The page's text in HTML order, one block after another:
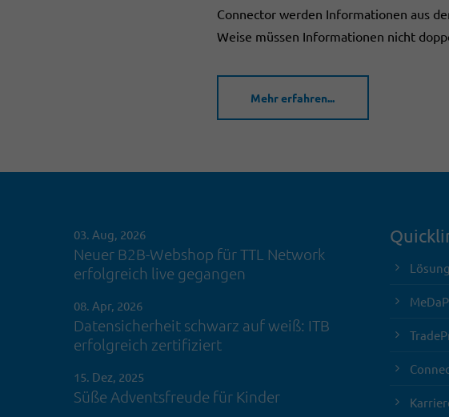
Connector werden Informationen aus
Weise müssen Informationen nicht
Mehr erfahren...
03. Aug, 2026
Neuer B2B-Webshop für TTL Network
erfolgreich live gegangen
08. Apr, 2026
Datensicherheit schwarz auf weiß: ITB
erfolgreich zertifiziert
15. Dez, 2025
Süße Adventsfreude für Kinder